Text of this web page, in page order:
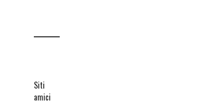
Siti
amici